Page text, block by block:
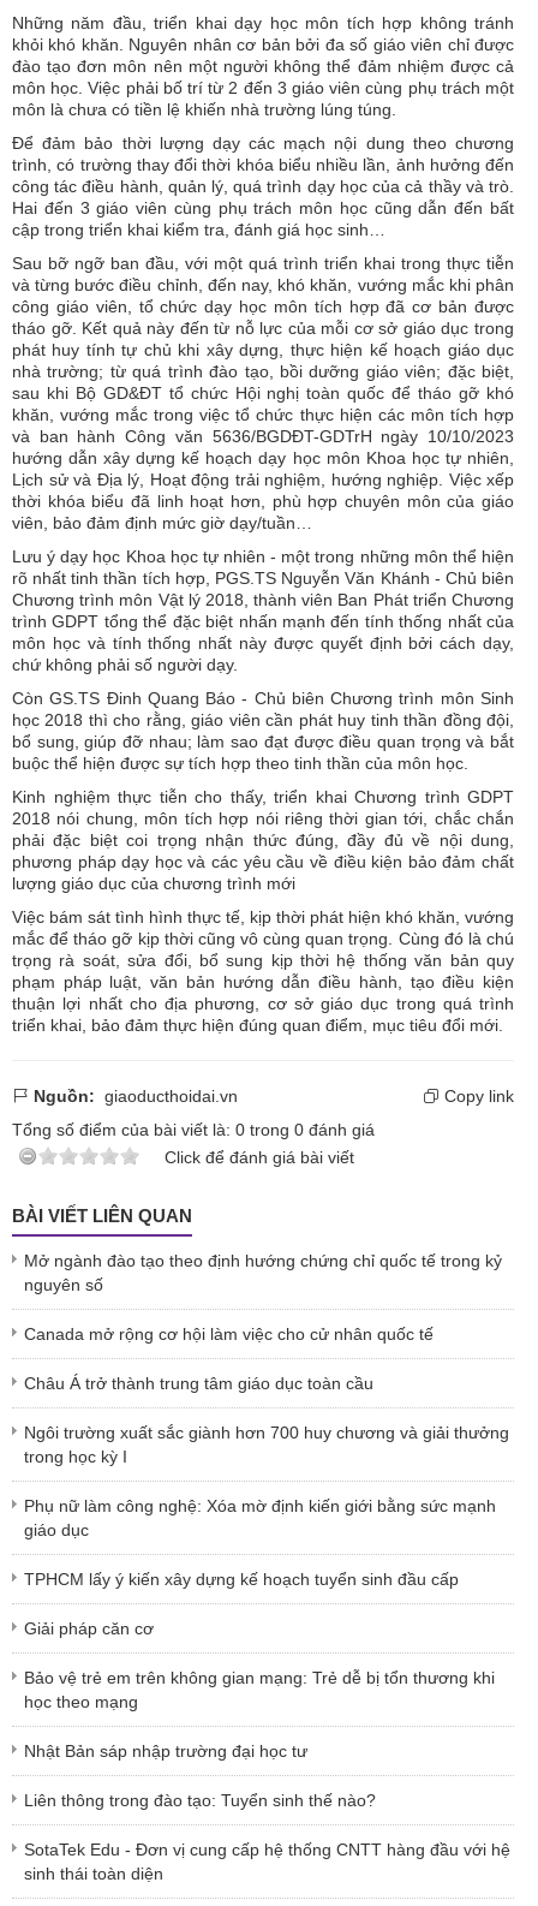
Những năm đầu, triển khai dạy học môn tích hợp không tránh
khỏi khó khăn. Nguyên nhân cơ bản bởi đa số giáo viên chỉ được
đào tạo đơn môn nên một người không thể đảm nhiệm được cả
môn học. Việc phải bố trí từ 2 đến 3 giáo viên cùng phụ trách một
môn là chưa có tiền lệ khiến nhà trường lúng túng.
Để đảm bảo thời lượng dạy các mạch nội dung theo chương
trình, có trường thay đổi thời khóa biểu nhiều lần, ảnh hưởng đến
công tác điều hành, quản lý, quá trình dạy học của cả thầy và trò.
Hai đến 3 giáo viên cùng phụ trách môn học cũng dẫn đến bất
cập trong triển khai kiểm tra, đánh giá học sinh…
Sau bỡ ngỡ ban đầu, với một quá trình triển khai trong thực tiễn
và từng bước điều chỉnh, đến nay, khó khăn, vướng mắc khi phân
công giáo viên, tổ chức dạy học môn tích hợp đã cơ bản được
tháo gỡ. Kết quả này đến từ nỗ lực của mỗi cơ sở giáo dục trong
phát huy tính tự chủ khi xây dựng, thực hiện kế hoạch giáo dục
nhà trường; từ quá trình đào tạo, bồi dưỡng giáo viên; đặc biệt,
sau khi Bộ GD&ĐT tổ chức Hội nghị toàn quốc để tháo gỡ khó
khăn, vướng mắc trong việc tổ chức thực hiện các môn tích hợp
và ban hành Công văn 5636/BGDĐT-GDTrH ngày 10/10/2023
hướng dẫn xây dựng kế hoạch dạy học môn Khoa học tự nhiên,
Lịch sử và Địa lý, Hoạt động trải nghiệm, hướng nghiệp. Việc xếp
thời khóa biểu đã linh hoạt hơn, phù hợp chuyên môn của giáo
viên, bảo đảm định mức giờ dạy/tuần…
Lưu ý dạy học Khoa học tự nhiên - một trong những môn thể hiện
rõ nhất tinh thần tích hợp, PGS.TS Nguyễn Văn Khánh - Chủ biên
Chương trình môn Vật lý 2018, thành viên Ban Phát triển Chương
trình GDPT tổng thể đặc biệt nhấn mạnh đến tính thống nhất của
môn học và tính thống nhất này được quyết định bởi cách dạy,
chứ không phải số người dạy.
Còn GS.TS Đinh Quang Báo - Chủ biên Chương trình môn Sinh
học 2018 thì cho rằng, giáo viên cần phát huy tinh thần đồng đội,
bổ sung, giúp đỡ nhau; làm sao đạt được điều quan trọng và bắt
buộc thể hiện được sự tích hợp theo tinh thần của môn học.
Kinh nghiệm thực tiễn cho thấy, triển khai Chương trình GDPT
2018 nói chung, môn tích hợp nói riêng thời gian tới, chắc chắn
phải đặc biệt coi trọng nhận thức đúng, đầy đủ về nội dung,
phương pháp dạy học và các yêu cầu về điều kiện bảo đảm chất
lượng giáo dục của chương trình mới
Việc bám sát tình hình thực tế, kịp thời phát hiện khó khăn, vướng
mắc để tháo gỡ kịp thời cũng vô cùng quan trọng. Cùng đó là chú
trọng rà soát, sửa đổi, bổ sung kịp thời hệ thống văn bản quy
phạm pháp luật, văn bản hướng dẫn điều hành, tạo điều kiện
thuận lợi nhất cho địa phương, cơ sở giáo dục trong quá trình
triển khai, bảo đảm thực hiện đúng quan điểm, mục tiêu đổi mới.
Nguồn: giaoducthoidai.vn
Copy link
Tổng số điểm của bài viết là: 0 trong 0 đánh giá
Click để đánh giá bài viết
BÀI VIẾT LIÊN QUAN
Mở ngành đào tạo theo định hướng chứng chỉ quốc tế trong kỷ
nguyên số
Canada mở rộng cơ hội làm việc cho cử nhân quốc tế
Châu Á trở thành trung tâm giáo dục toàn cầu
Ngôi trường xuất sắc giành hơn 700 huy chương và giải thưởng
trong học kỳ I
Phụ nữ làm công nghệ: Xóa mờ định kiến giới bằng sức mạnh
giáo dục
TPHCM lấy ý kiến xây dựng kế hoạch tuyển sinh đầu cấp
Giải pháp căn cơ
Bảo vệ trẻ em trên không gian mạng: Trẻ dễ bị tổn thương khi
học theo mạng
Nhật Bản sáp nhập trường đại học tư
Liên thông trong đào tạo: Tuyển sinh thế nào?
SotaTek Edu - Đơn vị cung cấp hệ thống CNTT hàng đầu với hệ
sinh thái toàn diện